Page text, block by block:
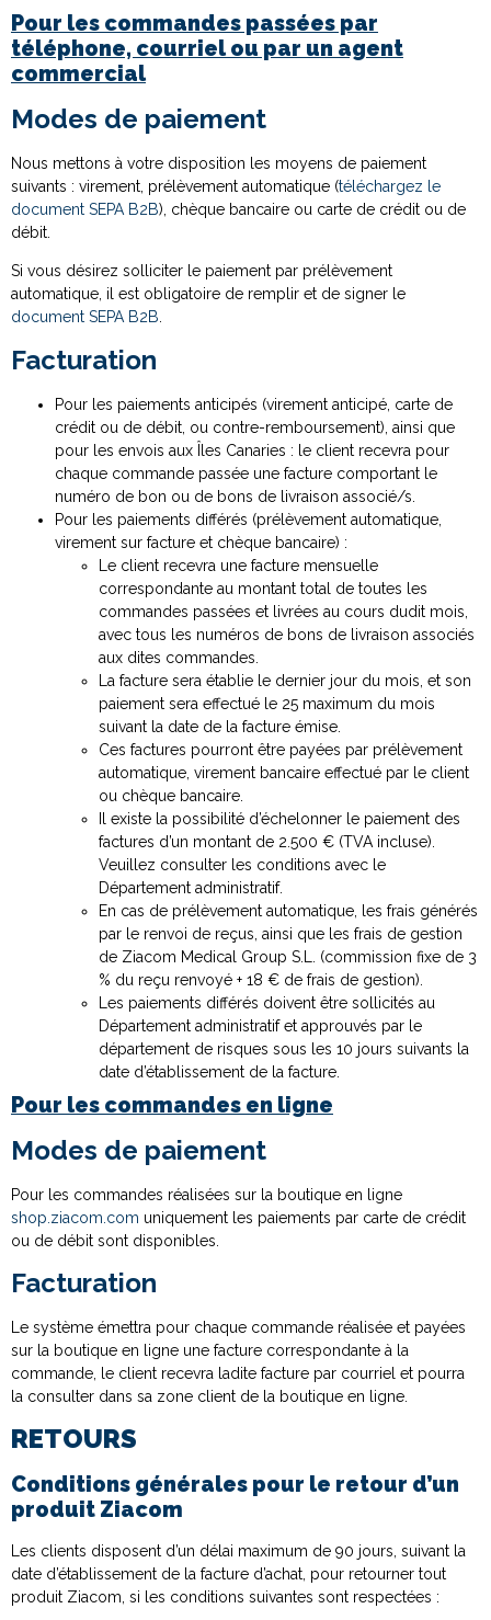
Pour les commandes passées par
téléphone, courriel ou par un agent
commercial
Modes de paiement
Nous mettons à votre disposition les moyens de paiement
suivants : virement, prélèvement automatique (téléchargez le
document SEPA B2B), chèque bancaire ou carte de crédit ou de
débit.
Si vous désirez solliciter le paiement par prélèvement
automatique, il est obligatoire de remplir et de signer le
document SEPA B2B.
Facturation
Pour les paiements anticipés (virement anticipé, carte de
crédit ou de débit, ou contre-remboursement), ainsi que
pour les envois aux Îles Canaries : le client recevra pour
chaque commande passée une facture comportant le
numéro de bon ou de bons de livraison associé/s.
Pour les paiements différés (prélèvement automatique,
virement sur facture et chèque bancaire) :
Le client recevra une facture mensuelle
correspondante au montant total de toutes les
commandes passées et livrées au cours dudit mois,
avec tous les numéros de bons de livraison associés
aux dites commandes.
La facture sera établie le dernier jour du mois, et son
paiement sera effectué le 25 maximum du mois
suivant la date de la facture émise.
Ces factures pourront être payées par prélèvement
automatique, virement bancaire effectué par le client
ou chèque bancaire.
Il existe la possibilité d’échelonner le paiement des
factures d’un montant de 2.500 € (TVA incluse).
Veuillez consulter les conditions avec le
Département administratif.
En cas de prélèvement automatique, les frais générés
par le renvoi de reçus, ainsi que les frais de gestion
de Ziacom Medical Group S.L. (commission fixe de 3
% du reçu renvoyé + 18 € de frais de gestion).
Les paiements différés doivent être sollicités au
Département administratif et approuvés par le
département de risques sous les 10 jours suivants la
date d’établissement de la facture.
Pour les commandes en ligne
Modes de paiement
Pour les commandes réalisées sur la boutique en ligne
shop.ziacom.com uniquement les paiements par carte de crédit
ou de débit sont disponibles.
Facturation
Le système émettra pour chaque commande réalisée et payées
sur la boutique en ligne une facture correspondante à la
commande, le client recevra ladite facture par courriel et pourra
la consulter dans sa zone client de la boutique en ligne.
RETOURS
Conditions générales pour le retour d’un
produit Ziacom
Les clients disposent d’un délai maximum de 90 jours, suivant la
date d’établissement de la facture d’achat, pour retourner tout
produit Ziacom, si les conditions suivantes sont respectées :